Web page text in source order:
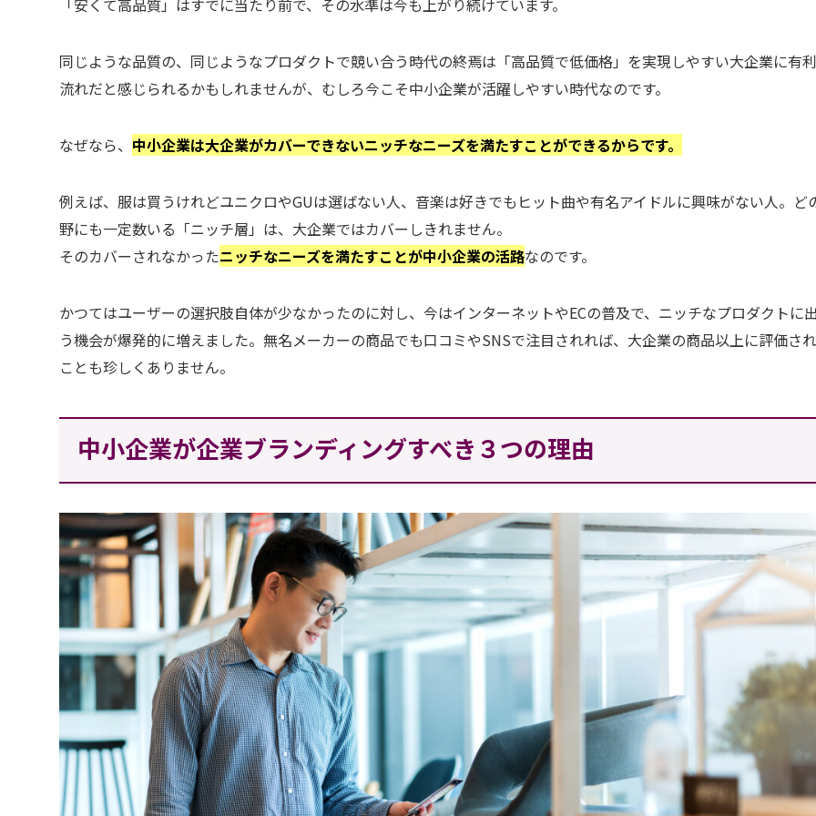
同じような品質の、同じようなプロダクトで競い合う時代の終焉は「高品質で低価格」を実現しやすい大企業に有
流れだと感じられるかもしれませんが、むしろ今こそ中小企業が活躍しやすい時代なのです。
なぜなら、 中小企業は大企業がカバーできないニッチなニーズを満たすことができるからです。
例えば、服は買うけれどユニクロやGUは選ばない人、音楽は好きでもヒット曲や有名アイドルに興味がない人。ど
野にも一定数いる「ニッチ層」は、大企業ではカバーしきれません。
そのカバーされなかったニッチなニーズを満たすことが中小企業の活路なのです。
かつてはユーザーの選択肢自体が少なかったのに対し、今はインターネットやECの普及で、ニッチなプロダクトに
う機会が爆発的に増えました。無名メーカーの商品でも口コミやSNSで注目されれば、大企業の商品以上に評価さ
ことも珍しくありません。
中小企業が企業ブランディングすべき３つの理由